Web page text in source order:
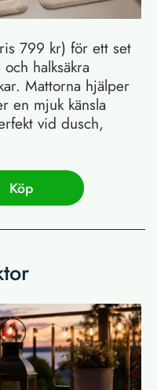
799 kr) för ett set
halksäkra
Mattorna hjälper
en mjuk känsla
vid dusch,
Köp